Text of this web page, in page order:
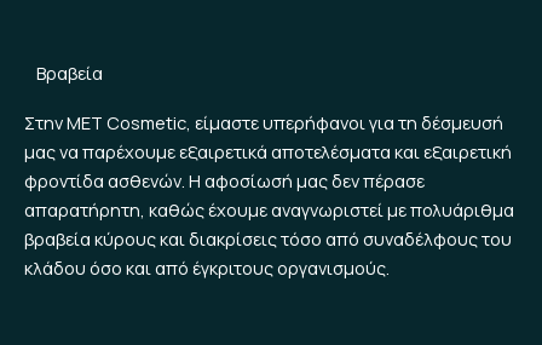
Βραβεία
Στην MET Cosmetic, είμαστε υπερήφανοι για τη δέσμευσή
μας να παρέχουμε εξαιρετικά αποτελέσματα και εξαιρετική
φροντίδα ασθενών. Η αφοσίωσή μας δεν πέρασε
απαρατήρητη, καθώς έχουμε αναγνωριστεί με πολυάριθμα
βραβεία κύρους και διακρίσεις τόσο από συναδέλφους του
κλάδου όσο και από έγκριτους οργανισμούς.